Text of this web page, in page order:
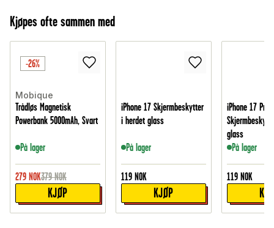
Kjøpes ofte sammen med
-26%
Mobique
Trådløs Magnetisk
Powerbank 5000mAh, Svart
På lager
279 NOK379 NOK
KJØP
iPhone 17 Skjermbeskytter
i herdet glass
På lager
119 NOK
KJØP
iPhone 17 Pro
glass
På lager
119 NOK